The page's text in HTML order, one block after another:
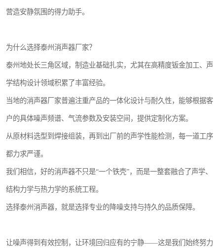
营造安静氛围的得力助手。
为什么选择泰州消声器厂家？
泰州地处长三角区域，制造业基础扎实，尤其在高精度钣金加工、声
学结构设计领域积累了丰富经验。
当地的消声器厂家普遍注重产品的一体化设计与耐久性，能够根据客
户的具体噪声频谱、气流参数及安装空间，提供定制化方案。
从原材料选型到焊接组装，再到出厂前的声学性能检测，每一道工序
都力求严谨。
我们相信，好的消声器不只是“一个铁壳”，而是一整套融合了声学、
结构力学与热力学的系统工程。
选择泰州消声器，就是选择专业的降噪支持与持久的品质保障。
让噪声得到有效控制，让环境回归应有的宁静——这是我们始终努力